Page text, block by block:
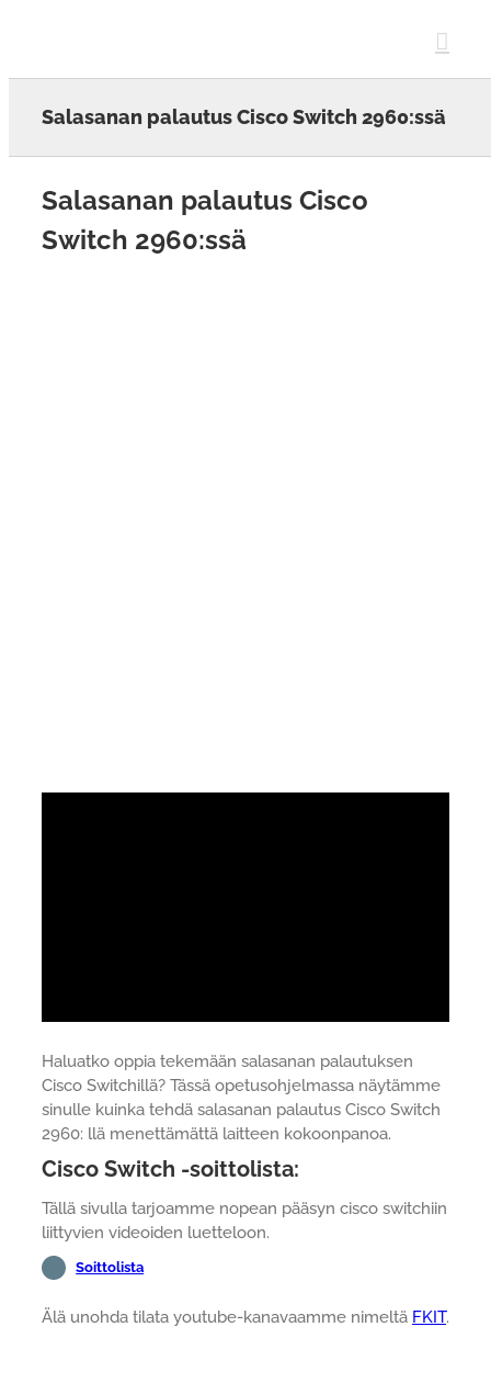
Salasanan palautus Cisco Switch 2960:ssä
Salasanan palautus Cisco
Switch 2960:ssä
Haluatko oppia tekemään salasanan palautuksen
Cisco Switchillä? Tässä opetusohjelmassa näytämme
sinulle kuinka tehdä salasanan palautus Cisco Switch
2960: llä menettämättä laitteen kokoonpanoa.
Cisco Switch -soittolista:
Tällä sivulla tarjoamme nopean pääsyn cisco switchiin
liittyvien videoiden luetteloon.
Soittolista
Älä unohda tilata youtube-kanavaamme nimeltä FKIT.